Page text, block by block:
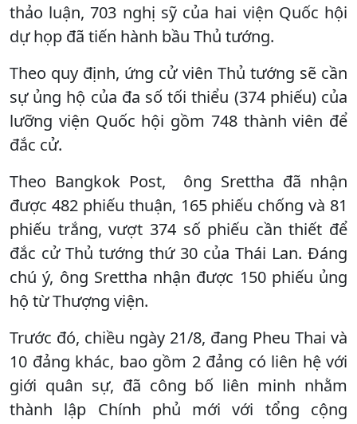
thảo luận, 703 nghị sỹ của hai viện Quốc hội
dự họp đã tiến hành bầu Thủ tướng.
Theo quy định, ứng cử viên Thủ tướng sẽ cần
sự ủng hộ của đa số tối thiểu (374 phiếu) của
lưỡng viện Quốc hội gồm 748 thành viên để
đắc cử.
Theo Bangkok Post, ông Srettha đã nhận
được 482 phiếu thuận, 165 phiếu chống và 81
phiếu trắng, vượt 374 số phiếu cần thiết để
đắc cử Thủ tướng thứ 30 của Thái Lan. Đáng
chú ý, ông Srettha nhận được 150 phiếu ủng
hộ từ Thượng viện.
Trước đó, chiều ngày 21/8, đang Pheu Thai và
10 đảng khác, bao gồm 2 đảng có liên hệ với
giới quân sự, đã công bố liên minh nhằm
thành lập Chính phủ mới với tổng cộng